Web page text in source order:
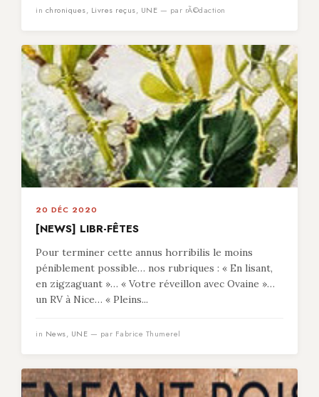
in chroniques, Livres reçus, UNE — par rÃ©daction
20 DÉC 2020
[NEWS] LIBR-FÊTES
Pour terminer cette annus horribilis le moins
péniblement possible… nos rubriques : « En lisant,
en zigzaguant »… « Votre réveillon avec Ovaine »…
un RV à Nice… « Pleins...
in News, UNE — par Fabrice Thumerel